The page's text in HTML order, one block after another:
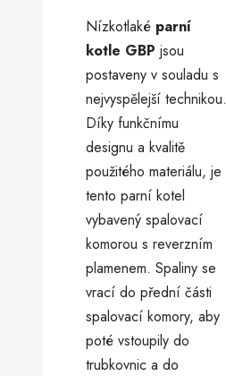
Nízkotlaké parní
kotle GBP jsou
postaveny v souladu s
nejvyspělejší technikou.
Díky funkčnímu
designu a kvalitě
použitého materiálu, je
tento parní kotel
vybavený spalovací
komorou s reverzním
plamenem. Spaliny se
vrací do přední části
spalovací komory, aby
poté vstoupily do
trubkovnic a do